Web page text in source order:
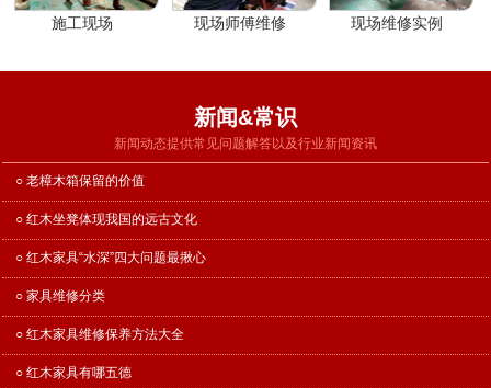
施工现场 现场师傅维修 现场维修实例
新闻&常识
新闻动态提供常见问题解答以及行业新闻资讯
○ 老樟木箱保留的价值
○ 红木坐凳体现我国的远古文化
○ 红木家具“水深”四大问题最揪心
○ 家具维修分类
○ 红木家具维修保养方法大全
○ 红木家具有哪五德